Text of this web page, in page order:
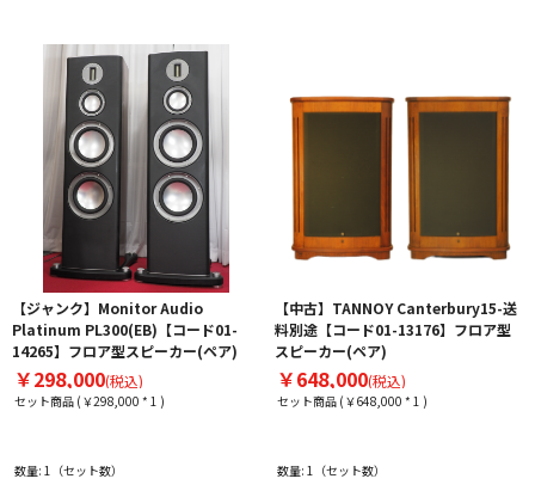
【ジャンク】Monitor Audio
Platinum PL300(EB)【コード01-
14265】フロア型スピーカー(ペア)
￥298,000(税込)
セット商品 (￥298,000 * 1 )
数量: 1（セット数）
【中古】TANNOY Canterbury15-送
料別途【コード01-13176】フロア型
スピーカー(ペア)
￥648,000(税込)
セット商品 (￥648,000 * 1 )
数量: 1（セット数）